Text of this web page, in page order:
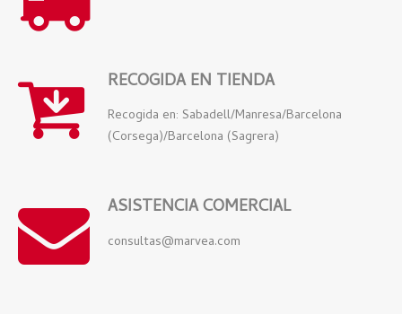
RECOGIDA EN TIENDA
Recogida en: Sabadell/Manresa/Barcelona
(Corsega)/Barcelona (Sagrera)
ASISTENCIA COMERCIAL
consultas@marvea.com